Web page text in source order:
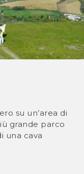
su un’area di
grande parco
una cava